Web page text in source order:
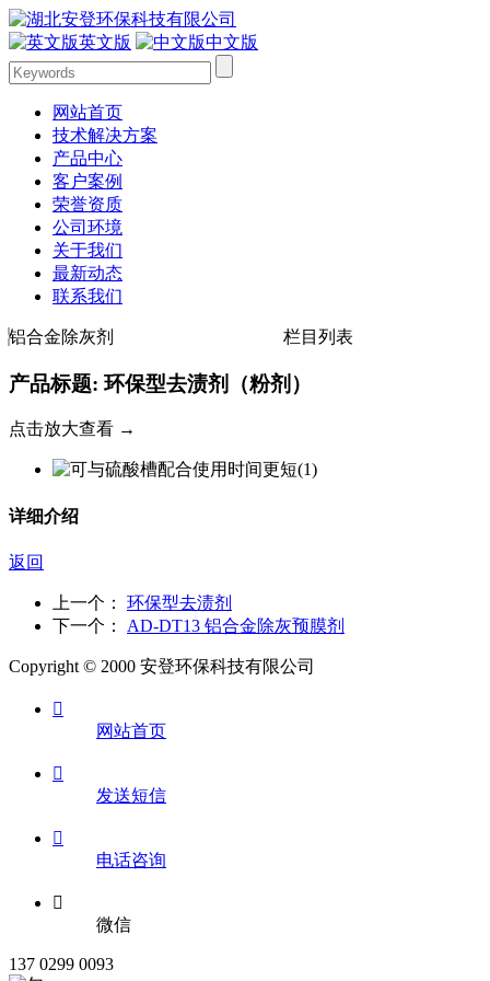
英文版 中文版
网站首页
技术解决方案
产品中心
客户案例
荣誉资质
公司环境
关于我们
最新动态
联系我们
铝合金除灰剂 栏目列表
产品标题: 环保型去渍剂（粉剂）
点击放大查看 →
详细介绍
返回
上一个： 环保型去渍剂
下一个： AD-DT13 铝合金除灰预膜剂
Copyright © 2000 安登环保科技有限公司

网站首页

发送短信

电话咨询

微信
137 0299 0093